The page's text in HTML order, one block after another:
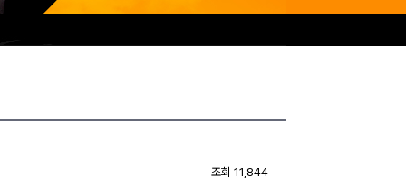
조회 11,844